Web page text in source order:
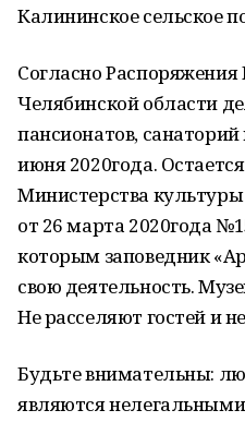
Калининское сельское
Согласно Распоряжения
Челябинской области
пансионатов,
июня 2020года.
Министерства
от 26 марта 2020года
которым заповедник
свою деятельность.
Не расселяют гостей и
Будьте внимательны:
являются